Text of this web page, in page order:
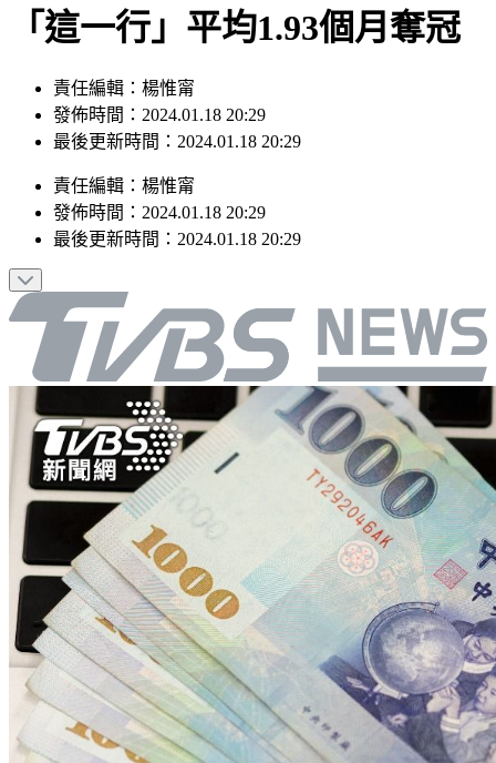
「這一行」平均1.93個月奪冠
責任編輯：楊惟甯
發佈時間：2024.01.18 20:29
最後更新時間：2024.01.18 20:29
責任編輯 ： 楊惟甯
發佈時間： 2024.01.18 20:29
最後更新時間： 2024.01.18 20:29